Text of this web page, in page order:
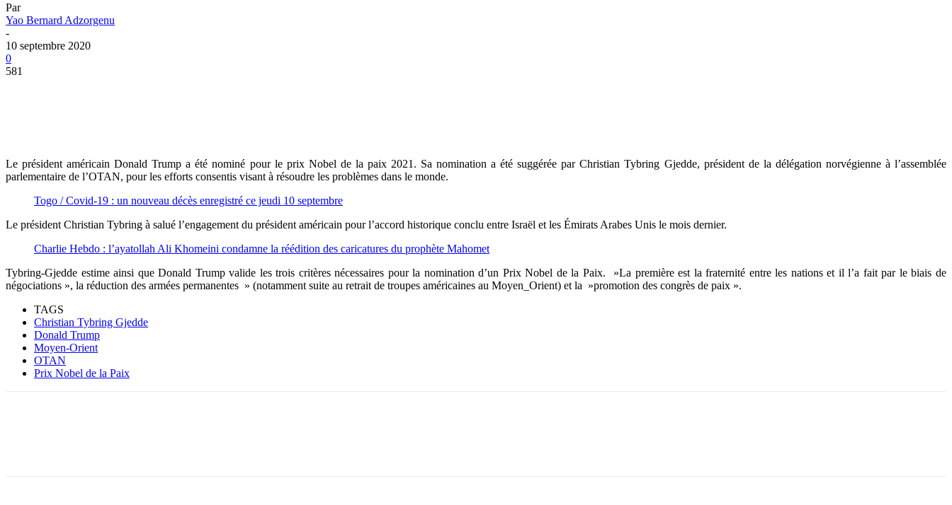
Par
Yao Bernard Adzorgenu
-
10 septembre 2020
0
581
Le président américain Donald Trump a été nominé pour le prix Nobel de la paix 2021. Sa nomination a été suggérée par Christian Tybring Gjedde, président de la délégation norvégienne à l’assemblée
parlementaire de l’OTAN, pour les efforts consentis visant à résoudre les problèmes dans le monde.
Togo / Covid-19 : un nouveau décès enregistré ce jeudi 10 septembre
Le président Christian Tybring à salué l’engagement du président américain pour l’accord historique conclu entre Israël et les Émirats Arabes Unis le mois dernier.
Charlie Hebdo : l’ayatollah Ali Khomeini condamne la réédition des caricatures du prophète Mahomet
Tybring-Gjedde estime ainsi que Donald Trump valide les trois critères nécessaires pour la nomination d’un Prix Nobel de la Paix. »La première est la fraternité entre les nations et il l’a fait par le biais de
négociations », la réduction des armées permanentes » (notamment suite au retrait de troupes américaines au Moyen_Orient) et la »promotion des congrès de paix ».
TAGS
Christian Tybring Gjedde
Donald Trump
Moyen-Orient
OTAN
Prix Nobel de la Paix